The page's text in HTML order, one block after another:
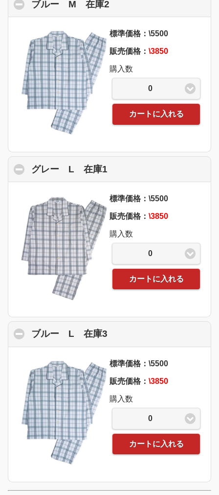
ブルー M 在庫2
標準価格：\5500
販売価格： \3850
購入数
0
カートに入れる
グレー L 在庫1
標準価格：\5500
販売価格： \3850
購入数
0
カートに入れる
ブルー L 在庫3
標準価格：\5500
販売価格： \3850
購入数
0
カートに入れる